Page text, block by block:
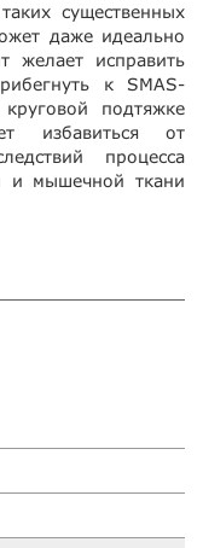
существенных
даже идеально
желает исправить
к SMAS-
подтяжке
избавиться от
процесса
и мышечной ткани